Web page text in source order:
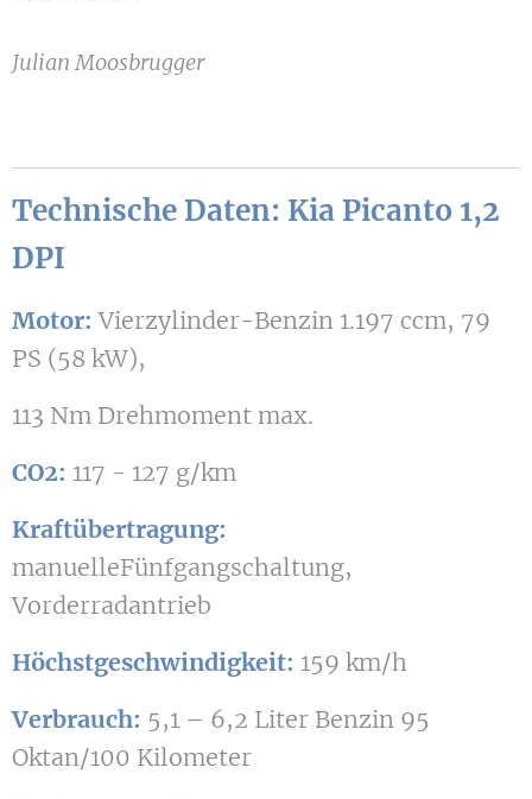
Julian Moosbrugger
Technische Daten: Kia Picanto 1,2
DPI
Motor: Vierzylinder-Benzin 1.197 ccm, 79
PS (58 kW),
113 Nm Drehmoment max.
CO2: 117 - 127 g/km
Kraftübertragung:
manuelleFünfgangschaltung,
Vorderradantrieb
Höchstgeschwindigkeit: 159 km/h
Verbrauch: 5,1 – 6,2 Liter Benzin 95
Oktan/100 Kilometer